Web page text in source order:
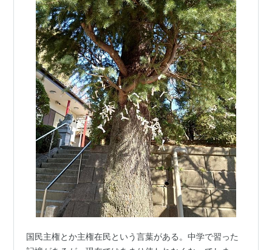
国民主権とか主権在民という言葉がある。中学で習った